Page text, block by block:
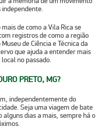
de como a Vila Rica se
registros de como a região
Museu de Ciência e Técnica da
que ajuda a entender mais
no passado.
PRETO, MG?
independentemente do
Seja uma viagem de bate
alguns dias a mais, sempre há o